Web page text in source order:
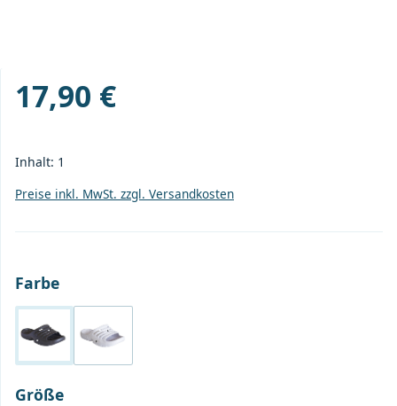
Regulärer Preis:
17,90 €
Inhalt: 1
Preise inkl. MwSt. zzgl. Versandkosten
Farbeauswählen
schwarzweiß
Größeauswählen